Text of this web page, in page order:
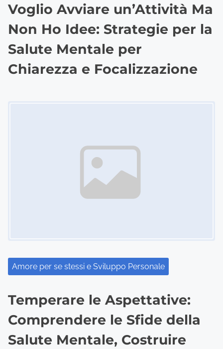
Voglio Avviare un’Attività Ma
Non Ho Idee: Strategie per la
Salute Mentale per
Chiarezza e Focalizzazione
Amore per se stessi e Sviluppo Personale
Temperare le Aspettative:
Comprendere le Sfide della
Salute Mentale, Costruire